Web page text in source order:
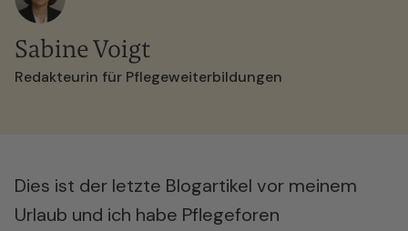
Sabine Voigt
Redakteurin für Pflegeweiterbildungen
Dies ist der letzte Blogartikel vor meinem
Urlaub und ich habe Pflegeforen